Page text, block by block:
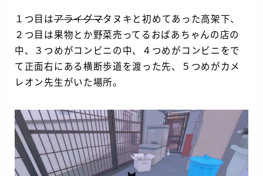
１つ目はアライグマタヌキと初めてあった高架下、
２つ目は果物とか野菜売ってるおばあちゃんの店の
中、３つめがコンビニの中、４つめがコンビニをで
て正面右にある横断歩道を渡った先、５つめがカメ
レオン先生がいた場所。